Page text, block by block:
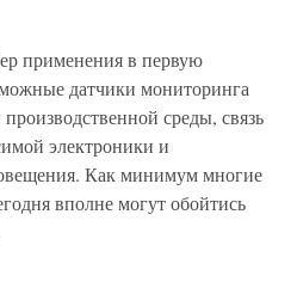
применения в первую
датчики мониторинга
среды, связь
электроники и
Как минимум многие
вполне могут обойтись